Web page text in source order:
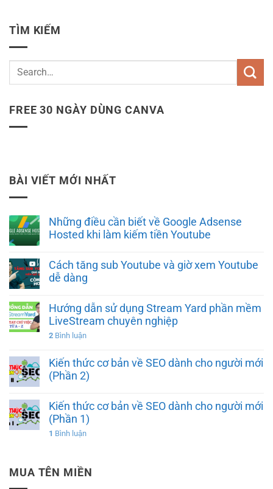
TÌM KIẾM
FREE 30 NGÀY DÙNG CANVA
BÀI VIẾT MỚI NHẤT
Những điều cần biết về Google Adsense
Hosted khi làm kiếm tiền Youtube
Cách tăng sub Youtube và giờ xem Youtube
dễ dàng
Hướng dẫn sử dụng Stream Yard phần mềm
LiveStream chuyên nghiệp
2 Bình luận
Kiến thức cơ bản về SEO dành cho người mới
(Phần 2)
Kiến thức cơ bản về SEO dành cho người mới
(Phần 1)
1 Bình luận
MUA TÊN MIỀN